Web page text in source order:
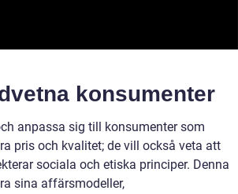
konsumenter
anpassa sig till konsumenter som
pris och kvalitet; de vill också veta att
sociala och etiska principer. Denna
sina affärsmodeller,